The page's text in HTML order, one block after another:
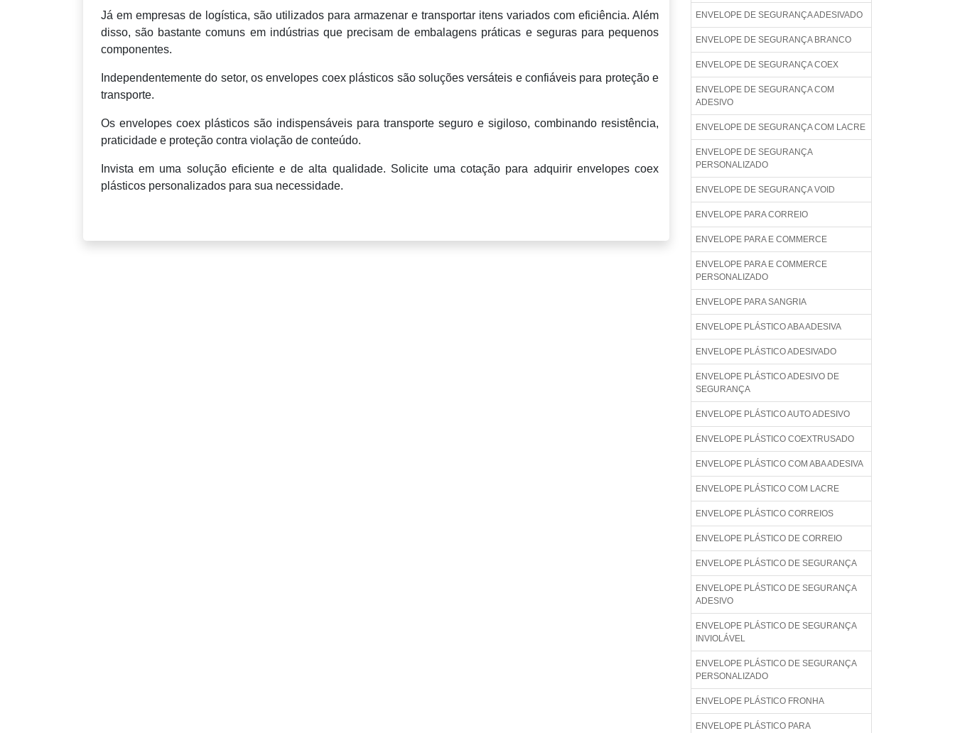
Já em empresas de logística, são utilizados para armazenar e transportar itens variados com eficiência. Além
disso, são bastante comuns em indústrias que precisam de embalagens práticas e seguras para pequenos
componentes.
Independentemente do setor, os envelopes coex plásticos são soluções versáteis e confiáveis para proteção e
transporte.
Os envelopes coex plásticos são indispensáveis para transporte seguro e sigiloso, combinando resistência,
praticidade e proteção contra violação de conteúdo.
Invista em uma solução eficiente e de alta qualidade. Solicite uma cotação para adquirir envelopes coex
plásticos personalizados para sua necessidade.
ENVELOPE DE SEGURANÇA ADESIVADO
ENVELOPE DE SEGURANÇA BRANCO
ENVELOPE DE SEGURANÇA COEX
ENVELOPE DE SEGURANÇA COM
ADESIVO
ENVELOPE DE SEGURANÇA COM LACRE
ENVELOPE DE SEGURANÇA
PERSONALIZADO
ENVELOPE DE SEGURANÇA VOID
ENVELOPE PARA CORREIO
ENVELOPE PARA E COMMERCE
ENVELOPE PARA E COMMERCE
PERSONALIZADO
ENVELOPE PARA SANGRIA
ENVELOPE PLÁSTICO ABA ADESIVA
ENVELOPE PLÁSTICO ADESIVADO
ENVELOPE PLÁSTICO ADESIVO DE
SEGURANÇA
ENVELOPE PLÁSTICO AUTO ADESIVO
ENVELOPE PLÁSTICO COEXTRUSADO
ENVELOPE PLÁSTICO COM ABA ADESIVA
ENVELOPE PLÁSTICO COM LACRE
ENVELOPE PLÁSTICO CORREIOS
ENVELOPE PLÁSTICO DE CORREIO
ENVELOPE PLÁSTICO DE SEGURANÇA
ENVELOPE PLÁSTICO DE SEGURANÇA
ADESIVO
ENVELOPE PLÁSTICO DE SEGURANÇA
INVIOLÁVEL
ENVELOPE PLÁSTICO DE SEGURANÇA
PERSONALIZADO
ENVELOPE PLÁSTICO FRONHA
ENVELOPE PLÁSTICO PARA